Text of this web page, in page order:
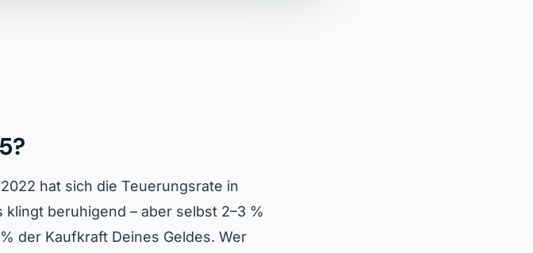
hat sich die Teuerungsrate in
beruhigend – aber selbst 2–3 %
der Kaufkraft Deines Geldes. Wer